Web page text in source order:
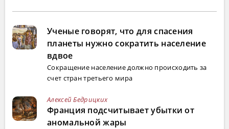
Ученые говорят, что для спасения
планеты нужно сократить население
вдвое
Сокращение население должно происходить за
счет стран третьего мира
Алексей Бедрицких
Франция подсчитывает убытки от
аномальной жары